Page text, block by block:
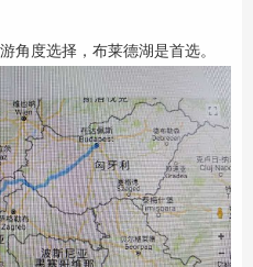
度选择，布莱德湖是首选。